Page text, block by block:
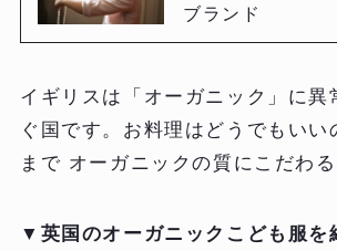
ブランド
イギリスは「オーガニック」に異
ぐ国です。お料理はどうでもいい
まで オーガニックの質にこだわる
▼英国のオーガニックこども服を